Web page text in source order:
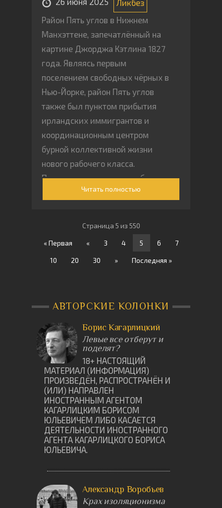
пространство её дома.
Ликбез
Район Пять углов в Нижнем
Манхэттене, запечатлённый на
картине Джорджа Кэтлина 1827
года. Являясь первым
поселением свободных чёрных в
Нью-Йорке, район Пять углов
также был пунктом прибытия
ирландских иммигрантов и
координационным центром
бурной коллективной жизни
нового рабочего класса.
Полицию придумали, чтобы
обрести контроль над такими
Читать полностью
Страница 5 из 550
« Первая « 3 4 5 6 7
10 20 30 » Последняя »
АВТОРСКИЕ КОЛОНКИ
Борис Кагарлицкий
Левые все отберут и
поделят?
18+ НАСТОЯЩИЙ
МАТЕРИАЛ (ИНФОРМАЦИЯ)
ПРОИЗВЕДËН, РАСПРОСТРАНËН И
(ИЛИ) НАПРАВЛЕН
ИНОСТРАННЫМ АГЕНТОМ
КАГАРЛИЦКИМ БОРИСОМ
ЮЛЬЕВИЧЕМ ЛИБО КАСАЕТСЯ
ДЕЯТЕЛЬНОСТИ ИНОСТРАННОГО
АГЕНТА КАГАРЛИЦКОГО БОРИСА
ЮЛЬЕВИЧА.
Александр Воробьев
Крах изоляционизма